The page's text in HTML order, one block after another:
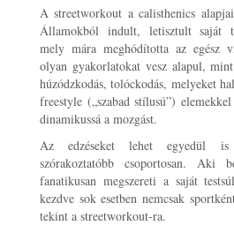
A streetworkout a calisthenics
Államokból indult, letisztult saját
mely mára meghódította az egész
olyan gyakorlatokat vesz alapul,
húzódzkodás, tolóckodás, melyeket
freestyle („szabad stílusú”)
dinamikussá a mozgást.
Az edzéseket lehet egyedül
szórakoztatóbb csoportosan. Aki
fanatikusan megszereti a saját
kezdve sok esetben nemcsak
tekint a streetworkout-ra.